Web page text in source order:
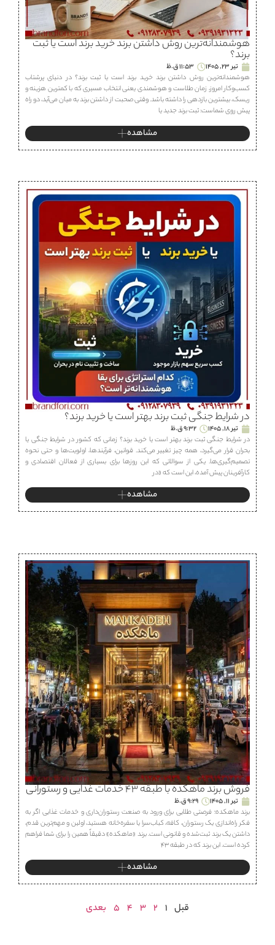
هوشمندانه‌ترین روش داشتن برند خرید برند است یا ثبت
برند؟
تیر 23, 1405
11:53 ق.ظ
هوشمندانه‌ترین روش داشتن برند خرید برند است یا ثبت برند؟ در دنیای پرشتاب
کسب‌وکار امروز، زمان طلاست و هوشمندی یعنی انتخاب مسیری که با کمترین هزینه و
ریسک، بیشترین بازدهی را داشته باشد. وقتی صحبت از داشتن برند به میان می‌آید، دو راه
پیش روی شماست: ثبت برند جدید یا
مشاهده
در شرایط جنگی ثبت برند بهتر است یا خرید برند؟
تیر 18, 1405
9:32 ق.ظ
در شرایط جنگی ثبت برند بهتر است یا خرید برند؟ زمانی که کشور در شرایط جنگی یا
بحران قرار می‌گیرد، همه چیز تغییر می‌کند. قوانین، فرآیندها، اولویت‌ها و حتی نحوه
تصمیم‌گیری‌ها. یکی از سوالاتی که این روزها برای بسیاری از فعالان اقتصادی و
کارآفرینان پیش آمده، این است که «در
مشاهده
فروش برند ماهكده با طبقه ۴۳ خدمات غذایی و رستورانی
تیر 11, 1405
9:29 ق.ظ
برند ماهكده؛ فرصتی طلایی برای ورود به صنعت رستوران‌داری و خدمات غذایی اگر به
فکر راه‌اندازی یک رستوران، كافه، كباب‌سرا یا سفره‌خانه هستید، اولین و مهم‌ترین قدم،
داشتن یک برند ثبت‌شده و قانونی است. برند «ماهكده» دقیقاً همین را برای شما فراهم
کرده است. این برند که در طبقه ۴۳
مشاهده
قبل 1
2
3
4
5 بعدی